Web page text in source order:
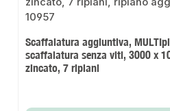
Scaffalatura aggiuntiva,
scaffalatura senza viti, 3000 x
zincato, 7 ripiani